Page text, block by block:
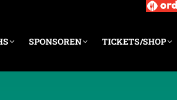
SPONSOREN TICKETS/SHOP